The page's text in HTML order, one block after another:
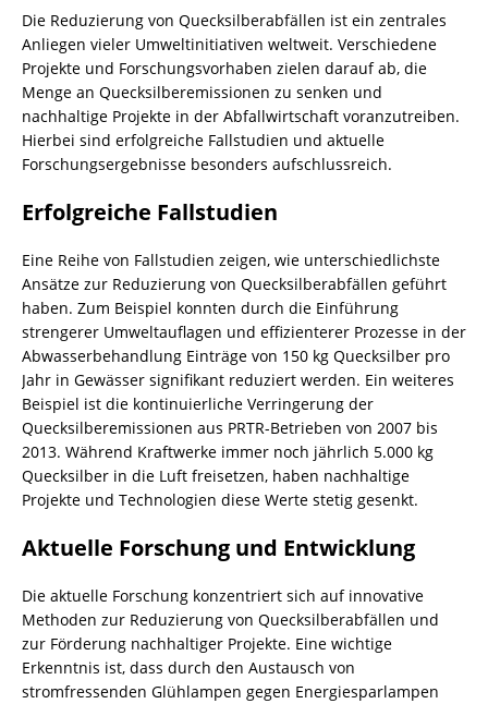
Die Reduzierung von Quecksilberabfällen ist ein zentrales
Anliegen vieler Umweltinitiativen weltweit. Verschiedene
Projekte und Forschungsvorhaben zielen darauf ab, die
Menge an Quecksilberemissionen zu senken und
nachhaltige Projekte in der Abfallwirtschaft voranzutreiben.
Hierbei sind erfolgreiche Fallstudien und aktuelle
Forschungsergebnisse besonders aufschlussreich.
Erfolgreiche Fallstudien
Eine Reihe von Fallstudien zeigen, wie unterschiedlichste
Ansätze zur Reduzierung von Quecksilberabfällen geführt
haben. Zum Beispiel konnten durch die Einführung
strengerer Umweltauflagen und effizienterer Prozesse in der
Abwasserbehandlung Einträge von 150 kg Quecksilber pro
Jahr in Gewässer signifikant reduziert werden. Ein weiteres
Beispiel ist die kontinuierliche Verringerung der
Quecksilberemissionen aus PRTR-Betrieben von 2007 bis
2013. Während Kraftwerke immer noch jährlich 5.000 kg
Quecksilber in die Luft freisetzen, haben nachhaltige
Projekte und Technologien diese Werte stetig gesenkt.
Aktuelle Forschung und Entwicklung
Die aktuelle Forschung konzentriert sich auf innovative
Methoden zur Reduzierung von Quecksilberabfällen und
zur Förderung nachhaltiger Projekte. Eine wichtige
Erkenntnis ist, dass durch den Austausch von
stromfressenden Glühlampen gegen Energiesparlampen